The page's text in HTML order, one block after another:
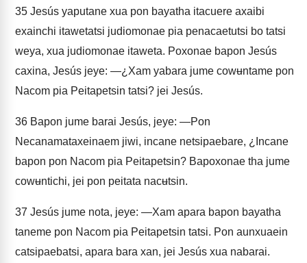
35 Jesús yaputane xua pon bayatha itacuere axaibi
exainchi itawetatsi judiomonae pia penacaetutsi bo tatsi
weya, xua judiomonae itaweta. Poxonae bapon Jesús
caxina, Jesús jeye: —¿Xam yabara jume cowʉntame pon
Nacom pia Peitapetsin tatsi? jei Jesús.
36 Bapon jume barai Jesús, jeye: —Pon
Necanamataxeinaem jiwi, incane netsipaebare, ¿Incane
bapon pon Nacom pia Peitapetsin? Bapoxonae tha jume
cowʉntichi, jei pon peitata nacʉtsin.
37 Jesús jume nota, jeye: —Xam apara bapon bayatha
taneme pon Nacom pia Peitapetsin tatsi. Pon aunxuaein
catsipaebatsi, apara bara xan, jei Jesús xua nabarai.